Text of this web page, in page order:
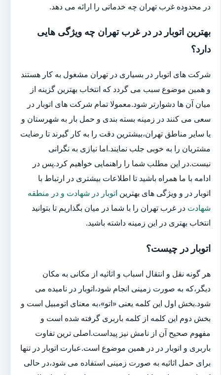
در محدوده غرب تهران چه خدماتی را ارائه می دهد.
بهترین اتوبار در در غرب تهران چه ویژگی هایی
دارد؟
شرکت های اتوبار در بسیاری در تهران مشغول به کار هستند
و همین موضوع سبب می گردد که انتخاب بهترین گزینه از
میان آن ها دشوارتر شود.معمولا تمام شرکت های اتوبار در
سعی می کنند در زمینه بسته بندی و حمل بار به شهرستان و
یا سایر مناطق تهران،بیشترین دقت را به کار گیرند تا رضایت
مشتریان را به خوبی جلب نمایند.اما نیازی به نگرانی
نیست.در این مطلب شما را راهنمایی خواهیم کرد.پس در
ادامه با ما همراه باشید تا اطلاعات بیشتری در ارتباط با
اتوبار در و ویژگی های بهترین اتوبار در شهادت و در منطقه
شهادت در غرب تهران را با شما در میان بگذاریم تا بتوانید
انتخاب بهتری در این زمینه داشته باشید.
اتوبار در چیست؟
هر گونه نقل و انتقال اسباب و اثاثیه از مکانی به مکان
دیگر،که به صورت زمینی انجام شود،اتوبار در نامیده می
شود.بخش اول این کلمه یعنی «اتو»،به معنای اتومبیل است و
بخش دوم این کلمه از کلمه باربری گرفته شده است و
مفهوم صحیح آن از نامش نیز پیداست.اصلی ترین تفاوت
باربری و اتوبار در در همین موضوع است.عبارت اتوبار در تنها
برای حمل اثاثیه به صورت زمینی استفاده می شود،در حالی